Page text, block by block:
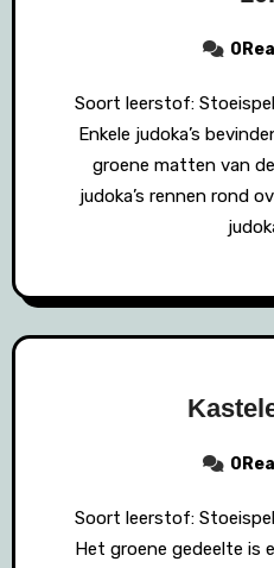
Soort leerstof: Stoeispel Doelgroep: tot 10 jaar
Enkele judoka’s
groene matten van
judoka’s rennen rond
Soort leerstof: Stoeispel Doelgroep: tot 10 jaar
Het groene gedeelte is